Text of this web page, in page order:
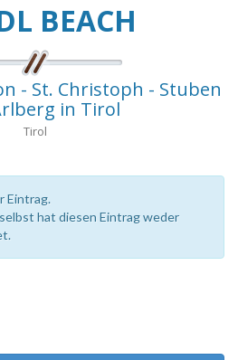
BEACH
- St. Christoph - Stuben
in Tirol
Tirol
Eintrag.
hat diesen Eintrag weder